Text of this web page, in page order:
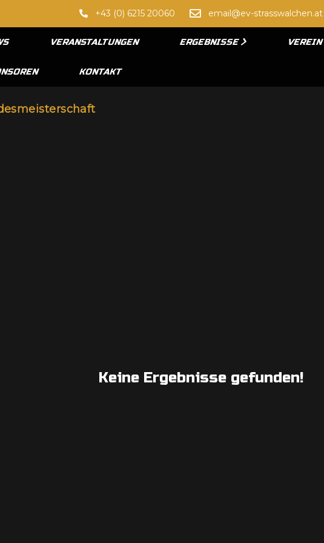
+43 (0) 6215 20060 email@ev-strasswalchen.at
VERANSTALTUNGEN ERGEBNISSE VEREIN
KONTAKT
Keine Ergebnisse gefunden!